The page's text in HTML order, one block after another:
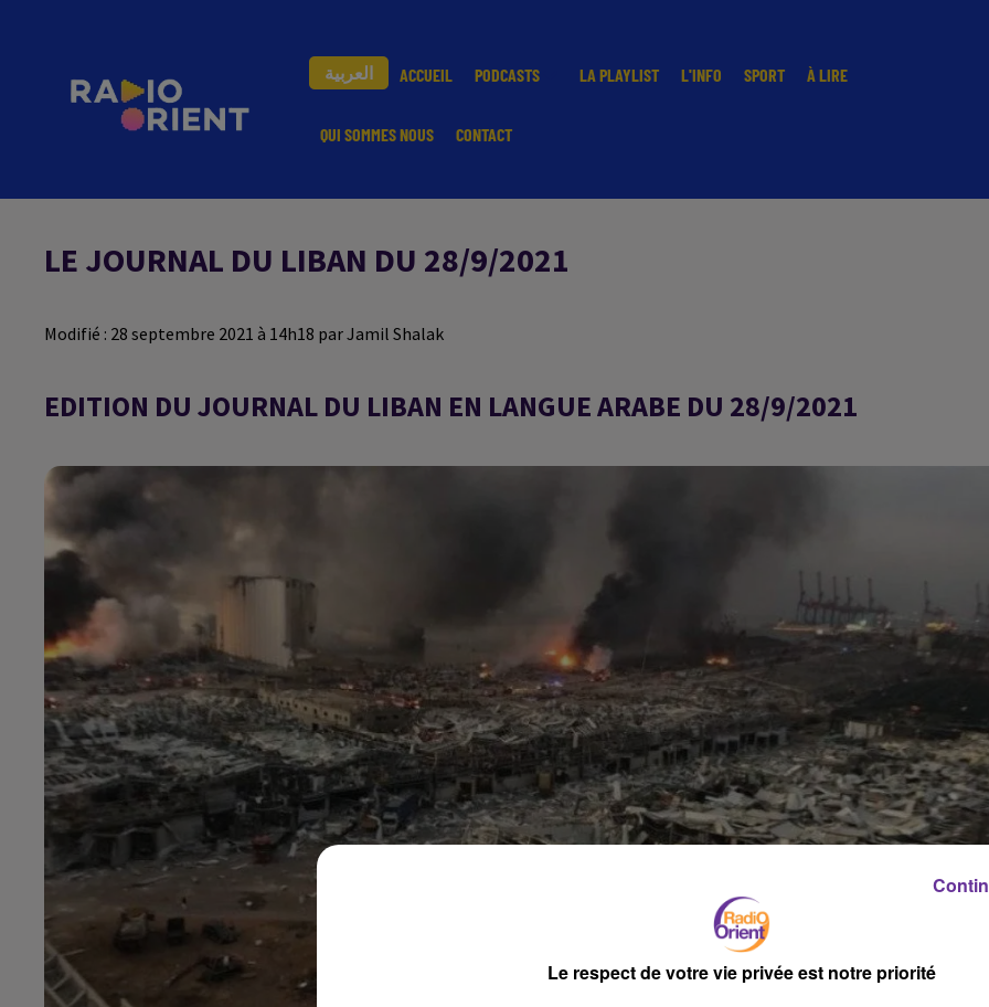
العربية ACCUEIL PODCASTS LA PLAYLIST L'INFO SPORT À LIRE
QUI SOMMES NOUS CONTACT
LE JOURNAL DU LIBAN DU 28/9/2021
Modifié : 28 septembre 2021 à 14h18 par Jamil Shalak
EDITION DU JOURNAL DU LIBAN EN LANGUE ARABE DU 28/9/2021
Le respect de votre vie privée est notre priorité